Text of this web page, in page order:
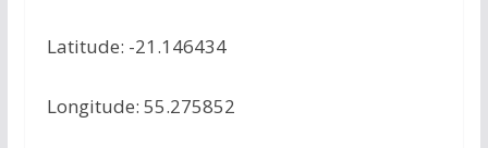
Latitude: -21.146434
Longitude: 55.275852